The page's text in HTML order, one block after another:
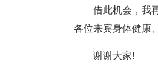
借此机会，我
各位来宾身体健康
谢谢大家!